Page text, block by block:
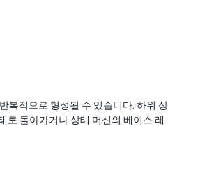
복적으로 형성될 수 있습니다. 하위 상
로 돌아가거나 상태 머신의 베이스 레